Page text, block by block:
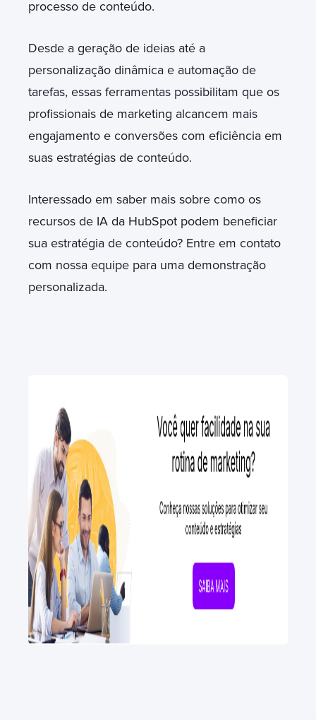
processo de conteúdo.
Desde a geração de ideias até a
personalização dinâmica e automação de
tarefas, essas ferramentas possibilitam que os
profissionais de marketing alcancem mais
engajamento e conversões com eficiência em
suas estratégias de conteúdo.
Interessado em saber mais sobre como os
recursos de IA da HubSpot podem beneficiar
sua estratégia de conteúdo? Entre em contato
com nossa equipe para uma demonstração
personalizada.